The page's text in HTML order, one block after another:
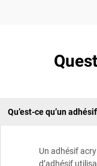
Qu’est-ce qu’un
Un adhésif
d’adhésif